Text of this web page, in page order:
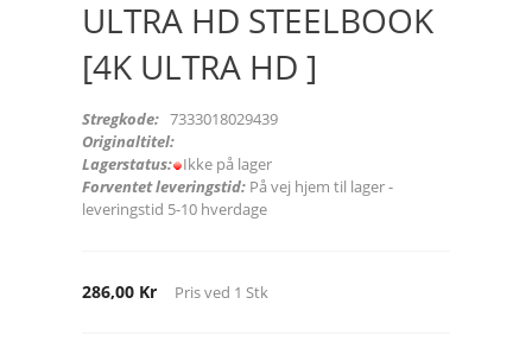
ULTRA HD STEELBOOK
[4K ULTRA HD ]
Stregkode: 7333018029439
Originaltitel:
Lagerstatus: Ikke på lager
Forventet leveringstid: På vej hjem til lager -
leveringstid 5-10 hverdage
286,00 Kr Pris ved 1 Stk